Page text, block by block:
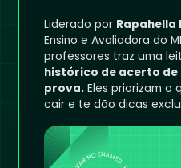
Liderado por Rapahella
Ensino e Avaliadora do
professores traz uma
histórico de acerto de
prova. Eles priorizam o
cair e te dão dicas